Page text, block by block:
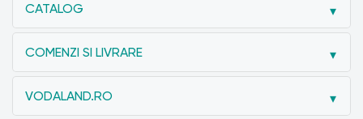
CATALOG
COMENZI SI LIVRARE
VODALAND.RO